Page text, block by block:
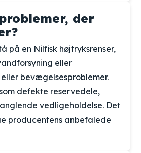
der
på en Nilfisk højtryksrenser,
eller
bevægelsesproblemer.
defekte reservedele,
vedligeholdelse. Det
producentens anbefalede